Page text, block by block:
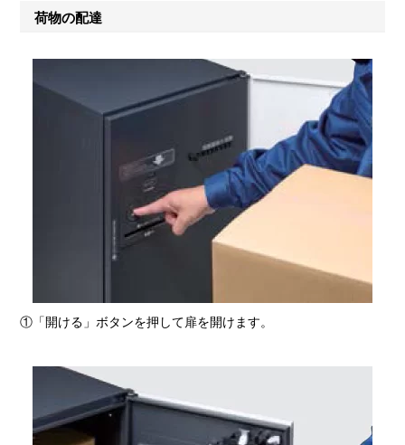
荷物の配達
①「開ける」ボタンを押して扉を開けます。